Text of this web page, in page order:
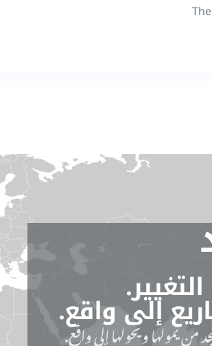
إلى واقع.
يمولها ويحولها إلى واقع.